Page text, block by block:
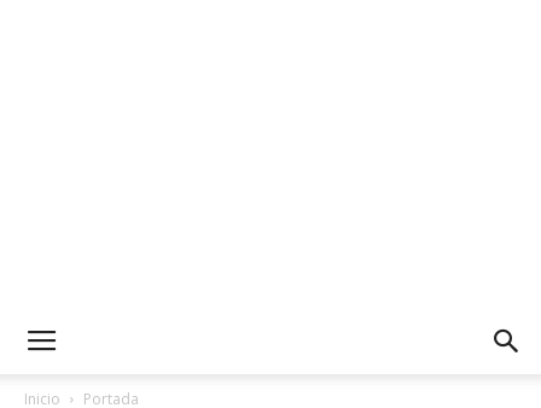
Inicio Portada